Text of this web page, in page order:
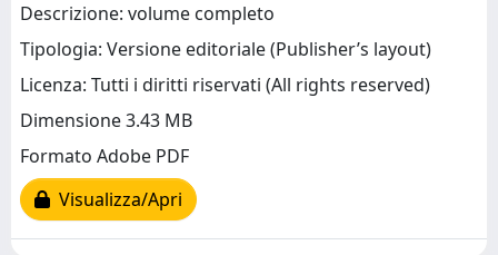
Descrizione: volume completo
Tipologia: Versione editoriale (Publisher’s layout)
Licenza: Tutti i diritti riservati (All rights reserved)
Dimensione 3.43 MB
Formato Adobe PDF
Visualizza/Apri